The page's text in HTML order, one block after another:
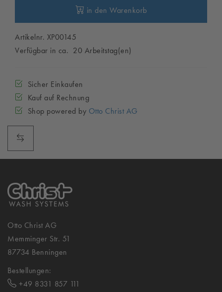
in den Warenkorb
Artikelnr. XP00145
Verfügbar in ca. 20 Arbeitstag(en)
Sicher Einkaufen
Kauf auf Rechnung
Shop powered by Otto Christ AG
Otto Christ AG
Memminger Str. 51
87734 Benningen
Bestellungen:
+49 8331 857 111